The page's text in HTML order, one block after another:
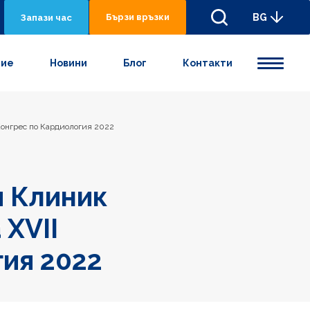
Запази час Бързи връзки BG
Новини Блог Контакти
по Кардиология 2022
Клиник
2022